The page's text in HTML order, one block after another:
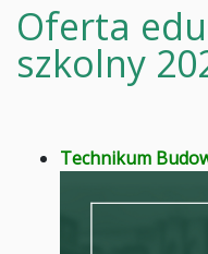
Oferta
szkolny
Technikum